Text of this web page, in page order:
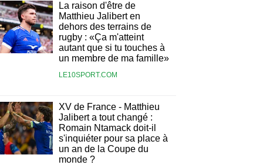
La raison d'être de
Matthieu Jalibert en
dehors des terrains de
rugby : «Ça m'atteint
autant que si tu touches à
un membre de ma famille»
LE10SPORT.COM
XV de France - Matthieu
Jalibert a tout changé :
Romain Ntamack doit-il
s'inquiéter pour sa place à
un an de la Coupe du
monde ?